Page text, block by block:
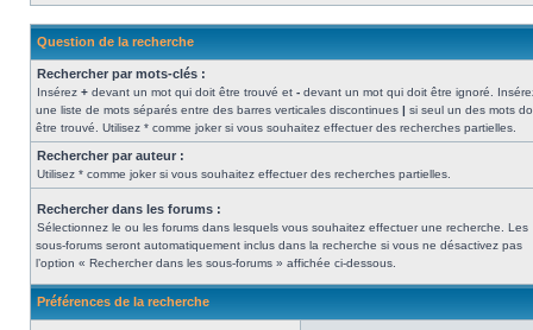
Question de la recherche
Rechercher par mots-clés :
Insérez + devant un mot qui doit être trouvé et - devant un mot qui doit être ignoré.
une liste de mots séparés entre des barres verticales discontinues | si seul un des mots
être trouvé. Utilisez * comme joker si vous souhaitez effectuer des recherches partielles.
Rechercher par auteur :
Utilisez * comme joker si vous souhaitez effectuer des recherches partielles.
Rechercher dans les forums :
Sélectionnez le ou les forums dans lesquels vous souhaitez effectuer une recherche. Les
sous-forums seront automatiquement inclus dans la recherche si vous ne désactivez pas
l’option « Rechercher dans les sous-forums » affichée ci-dessous.
Préférences de la recherche